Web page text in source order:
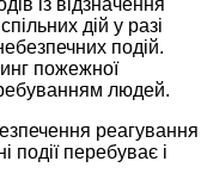
із відзначення
дій у разі
подій.
пожежної
людей.
реагування
події перебуває і